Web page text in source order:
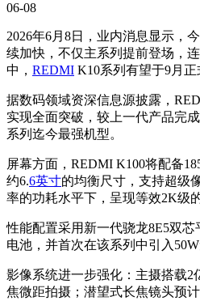
06-08
2026年6月8日，业内消息显示，
续加快，不仅主系列提前登场，
中， REDMI K10系列有望于9月正
据数码领域资深信息源披露，
实现全面突破，较上一代产品完
系列迄今最强机型。
屏幕方面，REDMI K100将配备
约6.6英寸的均衡尺寸，支持超级
率的功耗水平下，呈现等效2K级
性能配置采用新一代骁龙8E5双
电池，并首次在该系列中引入50W
影像系统进一步强化：主摄搭载2
焦微距拍摄；潜望式长焦镜头预